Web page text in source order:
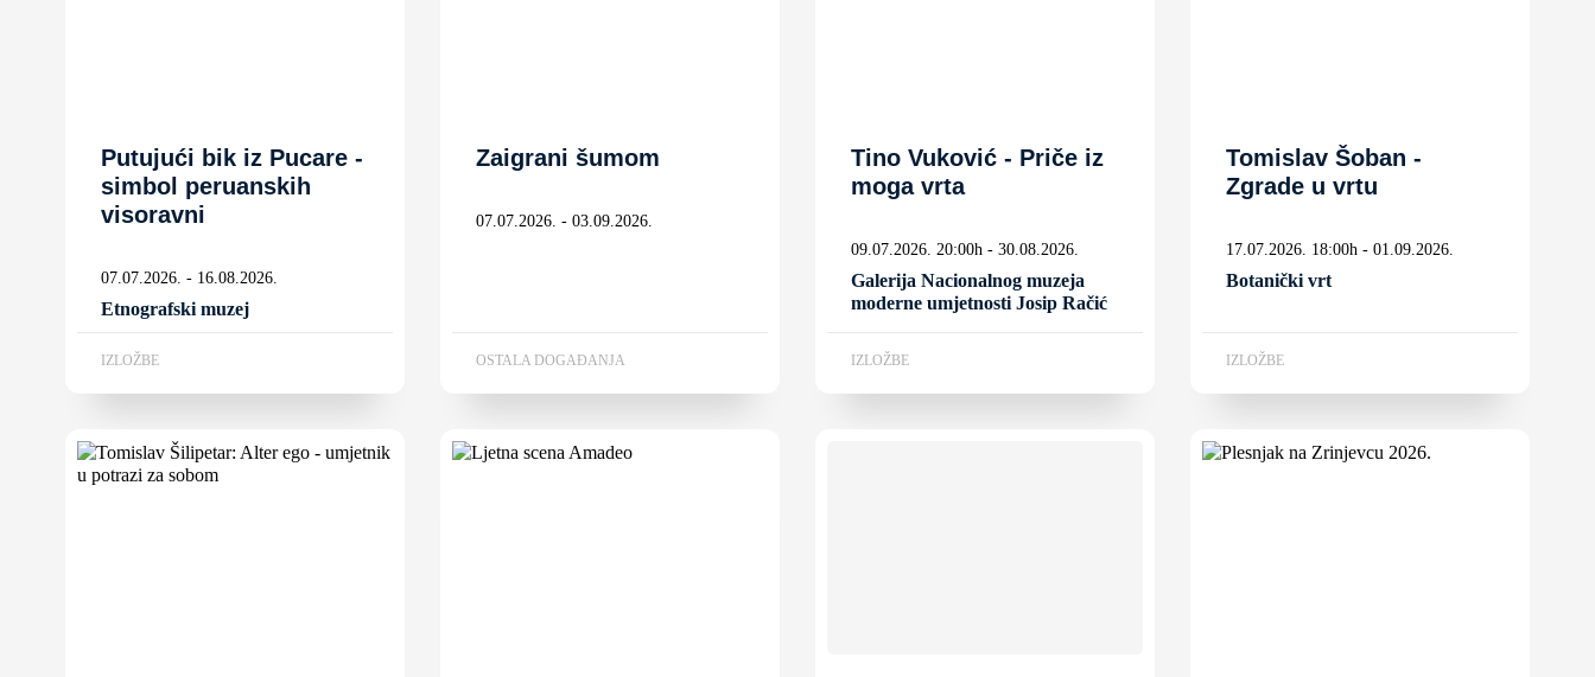
Putujući bik iz Pucare -
simbol peruanskih
visoravni
07.07.2026. - 16.08.2026.
Etnografski muzej
IZLOŽBE
Zaigrani šumom
07.07.2026. - 03.09.2026.
OSTALA DOGAĐANJA
Tino Vuković - Priče iz
moga vrta
09.07.2026. 20:00h - 30.08.2026.
Galerija Nacionalnog muzeja
moderne umjetnosti Josip Račić
IZLOŽBE
Tomislav Šoban -
Zgrade u vrtu
17.07.2026. 18:00h - 01.09.2026.
Botanički vrt
IZLOŽBE